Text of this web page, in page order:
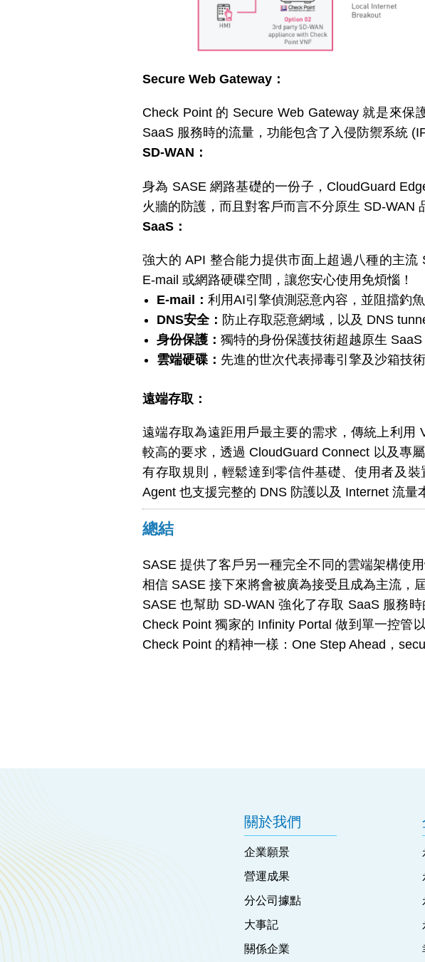
Secure Web Gateway：
Check Point 的 Secure Web Gateway 就是來
SaaS 服務時的流量，功能包含了入侵防禦系統
SD-WAN：
身為 SASE 網路基礎的一份子，CloudGuard
火牆的防護，而且對客戶而言不分原生 SD-WAN
SaaS：
強大的 API 整合能力提供市面上超過八種的主
E-mail 或網路硬碟空間，讓您安心使用免煩惱！
E-mail： 利用AI引擎偵測惡意內容，並阻擋釣
DNS安全： 防止存取惡意網域，以及 DNS
身份保護： 獨特的身份保護技術超越原生
雲端硬碟： 先進的世次代表掃毒引擎及沙箱技
遠端存取：
遠端存取為遠距用戶最主要的需求，傳統上利用
較高的要求，透過 CloudGuard Connect 以及專
有存取規則，輕鬆達到零信件基礎、使用者及
Agent 也支援完整的 DNS 防護以及 Internet 流量
總結
SASE 提供了客戶另一種完全不同的雲端架構使
相信 SASE 接下來將會被廣為接受且成為主流，
SASE 也幫助 SD-WAN 強化了存取 SaaS 服務
Check Point 獨家的 Infinity Portal 做到單一控管
Check Point 的精神一樣：One Step Ahead，
關於我們
企業願景
營運成果
分公司據點
大事記
關係企業